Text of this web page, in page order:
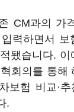
CM과의 가
력하면서 보
됐습니다. 이
회의를 통해
보험 비교·
.